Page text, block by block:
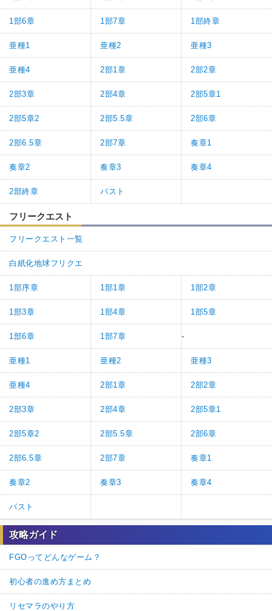
1部6章 1部7章 1部終章
亜種1 亜種2 亜種3
亜種4 2部1章 2部2章
2部3章 2部4章 2部5章1
2部5章2 2部5.5章 2部6章
2部6.5章 2部7章 奏章1
奏章2 奏章3 奏章4
2部終章 パスト
フリークエスト
フリークエスト一覧
白紙化地球フリクエ
1部序章 1部1章 1部2章
1部3章 1部4章 1部5章
1部6章 1部7章 -
亜種1 亜種2 亜種3
亜種4 2部1章 2部2章
2部3章 2部4章 2部5章1
2部5章2 2部5.5章 2部6章
2部6.5章 2部7章 奏章1
奏章2 奏章3 奏章4
パスト
攻略ガイド
FGOってどんなゲーム？
初心者の進め方まとめ
リセマラのやり方